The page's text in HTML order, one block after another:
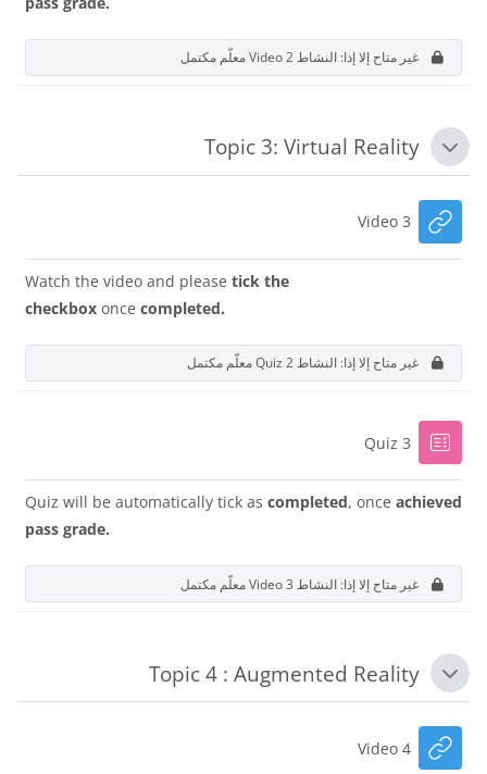
غير متاح إلا إذا: النشاطVideo 2معلّم مكتمل
طي Topic 3: Virtual Reality
Video 3رابط الكتروني
Watch the video and please tick the
checkbox once completed.
غير متاح إلا إذا: النشاطQuiz 2معلّم مكتمل
Quiz 3
Quiz will be automatically tick as completed, once achieved
pass grade.
غير متاح إلا إذا: النشاط Video 3معلّم مكتمل
طي Topic 4 : Augmented Reality
Video 4رابط الكتروني